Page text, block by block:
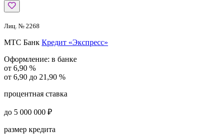
Лиц. № 2268
МТС Банк Кредит «Экспресс»
Оформление: в банке
от 6,90 %
от 6,90 до 21,90 %
процентная ставка
до 5 000 000 ₽
размер кредита